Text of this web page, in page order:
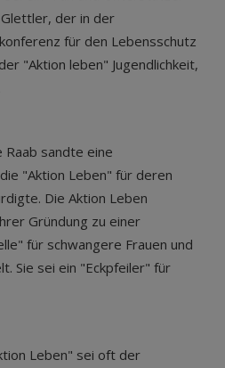
der in der
für den Lebensschutz
"Aktion leben" Jugendlichkeit,
Raab sandte eine
"Aktion Leben" für deren
Die Aktion Leben
Gründung zu einer
für schwangere Frauen und
Sie sei ein "Eckpfeiler" für
Leben" sei oft der